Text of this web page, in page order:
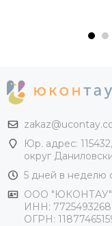
Юр. адрес:
округ
5 дней в неделю
ООО "ЮКОНТАУ"
ИНН: 7725493268
ОГРН: